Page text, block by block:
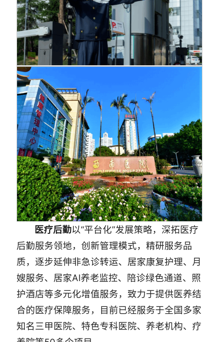
医疗后勤以“平台化”发展策略，深拓医疗
后勤服务领地，创新管理模式，精研服务品
质，逐步延伸非急诊转运、居家康复护理、月
嫂服务、居家AI养老监控、陪诊绿色通道、照
护酒店等多元化增值服务，致力于提供医养结
合的医疗保障服务，目前已经服务于全国多家
知名三甲医院、特色专科医院、养老机构、疗